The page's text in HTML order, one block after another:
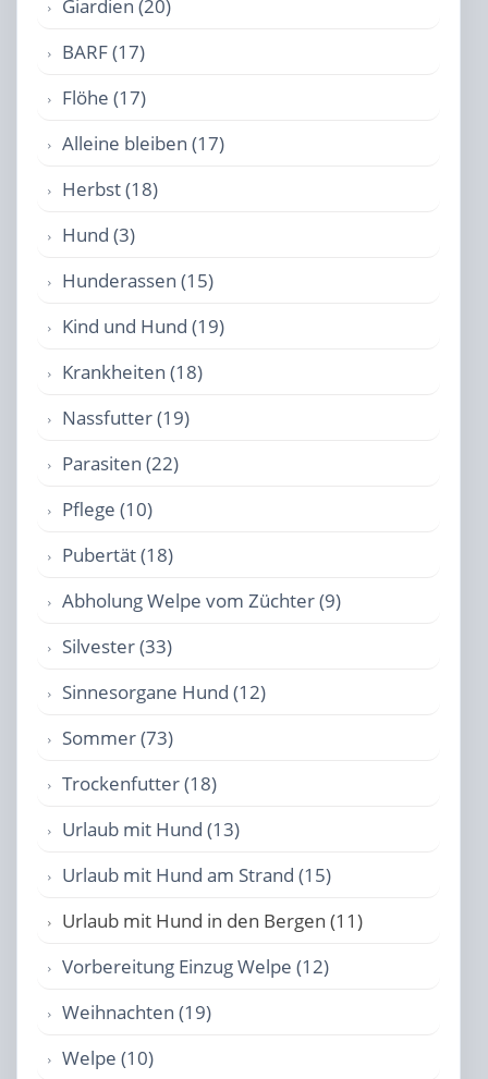
Giardien (20)
BARF (17)
Flöhe (17)
Alleine bleiben (17)
Herbst (18)
Hund (3)
Hunderassen (15)
Kind und Hund (19)
Krankheiten (18)
Nassfutter (19)
Parasiten (22)
Pflege (10)
Pubertät (18)
Abholung Welpe vom Züchter (9)
Silvester (33)
Sinnesorgane Hund (12)
Sommer (73)
Trockenfutter (18)
Urlaub mit Hund (13)
Urlaub mit Hund am Strand (15)
Urlaub mit Hund in den Bergen (11)
Vorbereitung Einzug Welpe (12)
Weihnachten (19)
Welpe (10)